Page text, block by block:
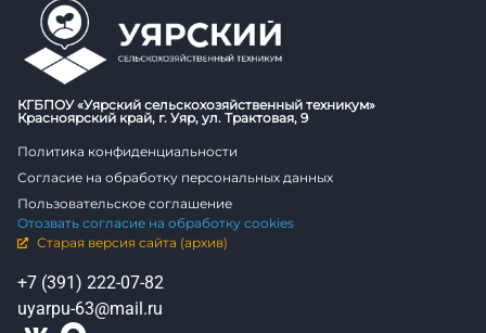
КГБПОУ «Уярский сельскохозяйственный техникум»
Красноярский край, г. Уяр, ул. Трактовая, 9
Политика конфиденциальности
Согласие на обработку персональных данных
Пользовательское соглашение
Отозвать согласие на обработку cookies
Старая версия сайта (архив)
+7 (391) 222-07-82
uyarpu-63@mail.ru